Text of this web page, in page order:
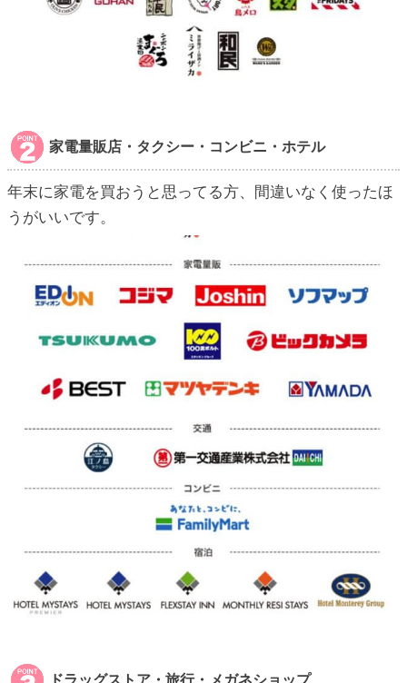
家電量販店・タクシー・コンビニ・ホテル
年末に家電を買おうと思ってる方、間違いなく使ったほ
うがいいです。